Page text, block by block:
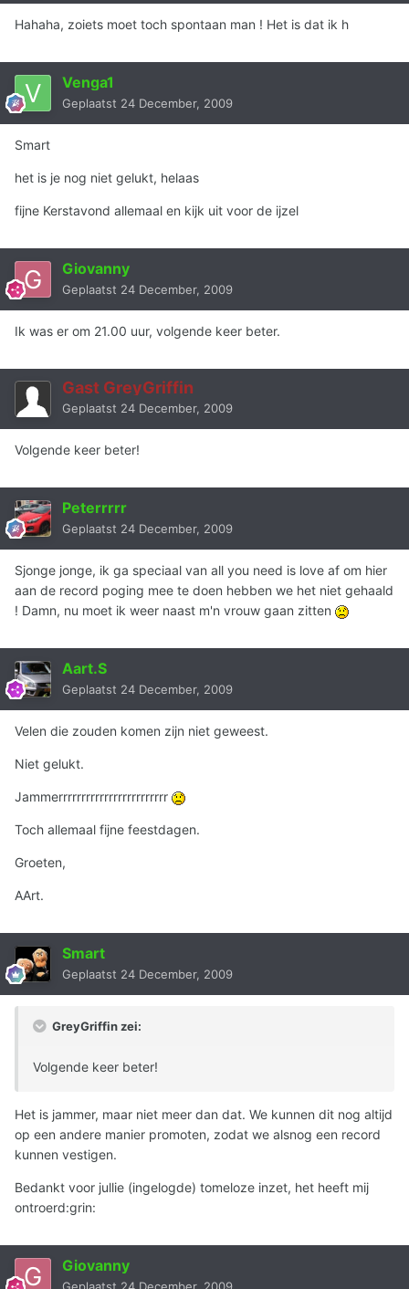
Hahaha, zoiets moet toch spontaan man ! Het is dat ik h
Venga1
Geplaatst 24 December, 2009
Smart
het is je nog niet gelukt, helaas
fijne Kerstavond allemaal en kijk uit voor de ijzel
Giovanny
Geplaatst 24 December, 2009
Ik was er om 21.00 uur, volgende keer beter.
Gast GreyGriffin
Geplaatst 24 December, 2009
Volgende keer beter!
Peterrrrr
Geplaatst 24 December, 2009
Sjonge jonge, ik ga speciaal van all you need is love af om hier
aan de record poging mee te doen hebben we het niet gehaald
! Damn, nu moet ik weer naast m'n vrouw gaan zitten
Aart.S
Geplaatst 24 December, 2009
Velen die zouden komen zijn niet geweest.
Niet gelukt.
Jammerrrrrrrrrrrrrrrrrrrrrrrr
Toch allemaal fijne feestdagen.
Groeten,
AArt.
Smart
Geplaatst 24 December, 2009
GreyGriffin zei:
Volgende keer beter!
Het is jammer, maar niet meer dan dat. We kunnen dit nog altijd
op een andere manier promoten, zodat we alsnog een record
kunnen vestigen.
Bedankt voor jullie (ingelogde) tomeloze inzet, het heeft mij
ontroerd:grin:
Giovanny